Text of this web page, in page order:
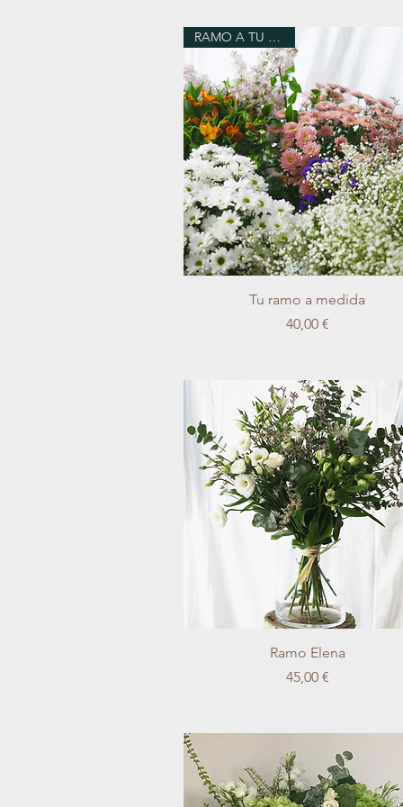
Vista rápida
RAMO A TU GUSTO
Tu ramo a medida
Precio
40,00 €
Vista rápida
Ramo Elena
Precio
45,00 €